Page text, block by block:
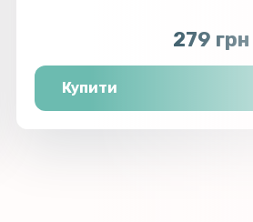
279 грн
Купити